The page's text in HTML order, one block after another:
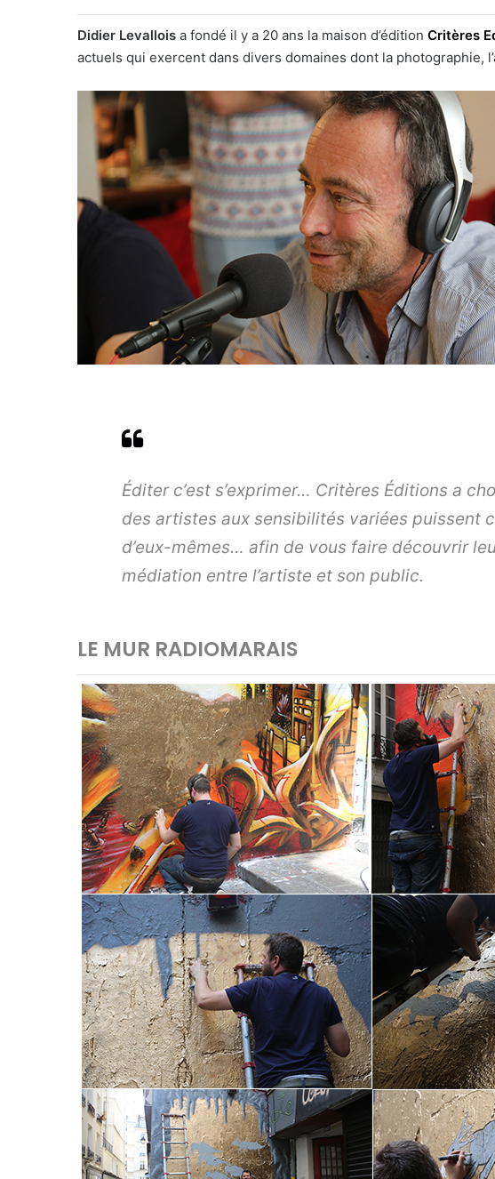
Didier Levallois a fondé il y a 20 ans la maison d’édition Critères
actuels qui exercent dans divers domaines dont la photographie,
Éditer c’est s’exprimer… Critères Éditions a
des artistes aux sensibilités variées puissent
d’eux-mêmes… afin de vous faire découvrir
médiation entre l’artiste et son public.
LE MUR RADIOMARAIS